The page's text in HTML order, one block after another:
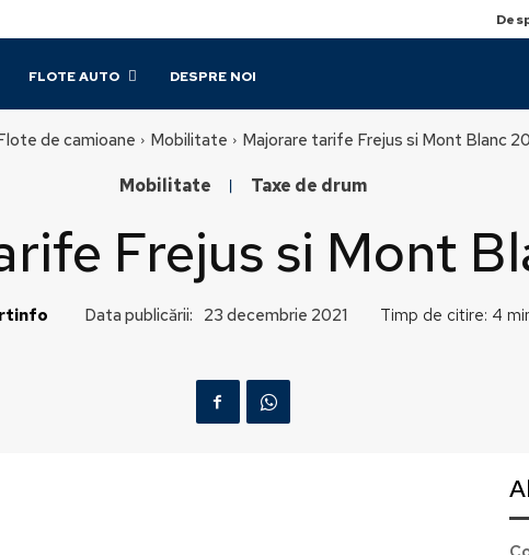
FLOTE AUTO DESPRE NOI
de camioane Mobilitate Majorare tarife Frejus si Mont Blanc
Mobilitate Taxe de drum
Frejus si Mont
Data publicării: 23 decembrie 2021 Timp de citire: 4